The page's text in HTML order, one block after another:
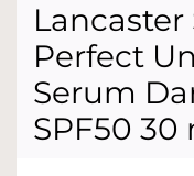
Lancaster
Perfect
Serum
SPF50 30